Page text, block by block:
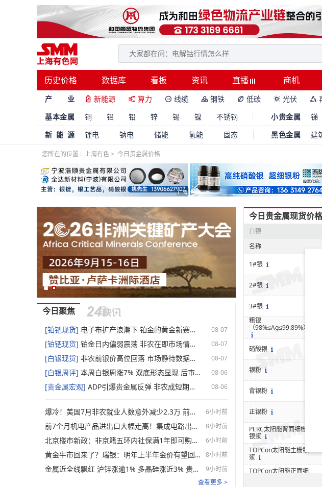
历史价格 数据库 看板 资讯 直播 商机
产 业  新能源  算力  线缆  钢铁  低碳  光伏 
基本金属
铜 铝 铅 锌 锡 镍 不锈钢 小贵金属 锑
新能源
锂电 钠电 储能 氢能 固态 黑色金属 建
您所在的位置 : 上海有色> 今日贵金属价格
今日聚焦
[铂钯现货] 电子布扩产浪潮下 铂金的黄金新赛道【SMM分析】 08-07
[铂钯现货] 铂金日内偏弱震荡 非农在即市场情绪偏谨慎【SMM日评】 08-07
[白银现货] 非农前银价高位回落 市场静待数据指引【SMM日评】 08-07
[白银周评] 本周白银周涨7% 双底形态显现 后市多空交织【SMM白银周评】 08-06
[贵金属宏观] ADP引爆贵金属反弹 非农成短期关键变量【SMM贵金属宏观分析】 08-06
爆冷！美国7月非农就业人数意外减少2.3万 前两月就业下修10.3万人 6小时前
前7个月机电产品进出口大幅走高！集成电路出口近乎翻倍！【SMM专题】 8小时前
北京楼市新政：非京籍五环内社保满1年即可购房 适度提高公积金最高贷款额度 6小时前
黄金牛市回来了？瑞银：明年上半年金价有望回到5000美元 8小时前
金属近全线飘红 沪锌涨逾1% 多晶硅涨近3% 贵金属、双焦涨幅居前【SMM日评】
9小时前
查看更多 >
今日贵金属现货价格
白银
名称
1#银
2#银
3#银
粗银
（98%≤Ag≤99.89%）
硝酸银
银粉
背银粉
正银粉
PERC太阳能背面细栅
银浆
TOPCon太阳能主栅银
浆
TOPCon太阳能正面细